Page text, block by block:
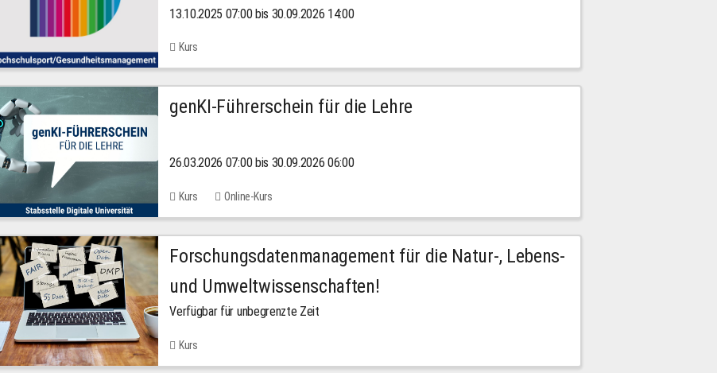
13.10.2025 07:00 bis 30.09.2026 14:00
Kurs
genKI-Führerschein für die Lehre
26.03.2026 07:00 bis 30.09.2026 06:00
Kurs Online-Kurs
Forschungsdatenmanagement für die Natur-, Lebens-
und Umweltwissenschaften!
Verfügbar für unbegrenzte Zeit
Kurs